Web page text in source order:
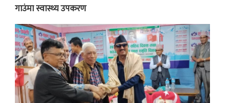
गाउंमा स्वास्थ्य उपकरण